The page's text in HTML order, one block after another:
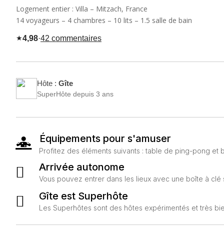
Logement entier : Villa – Mitzach, France
14 voyageurs – 4 chambres – 10 lits – 1.5 salle de bain
★4,98·42 commentaires
Hôte : Gîte
SuperHôte depuis 3 ans
 Équipements pour s'amuser
Profitez des éléments suivants : table de ping-pong et
 Arrivée autonome
Vous pouvez entrer dans les lieux avec une boîte à clé
 Gîte est Superhôte
Les Superhôtes sont des hôtes expérimentés et très